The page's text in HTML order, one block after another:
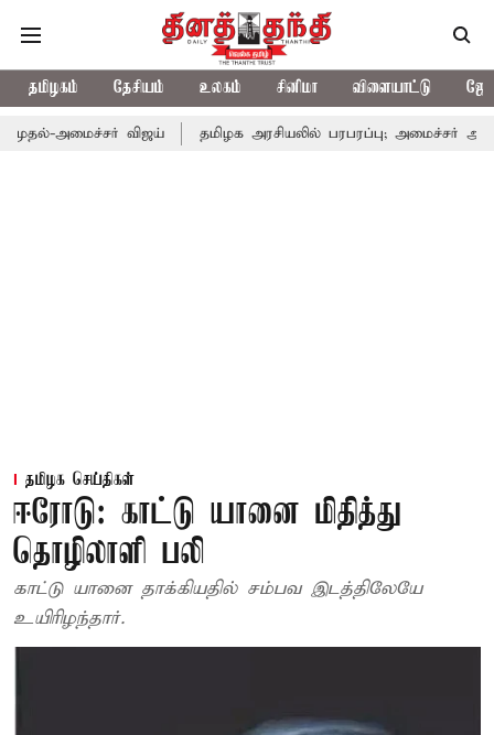
தமிழகம் தேசியம் உலகம் சினிமா விளையாட்டு
விஜய் தமிழக அரசியலில் பரபரப்பு; அமைச்சர் ஆனந்த்
தமிழக செய்திகள்
ஈரோடு: காட்டு யானை மிதித்து
தொழிலாளி பலி
காட்டு யானை தாக்கியதில் சம்பவ இடத்திலேயே
உயிரிழந்தார்.